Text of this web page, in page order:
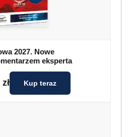
2027. Nowe
eksperta
Kup teraz